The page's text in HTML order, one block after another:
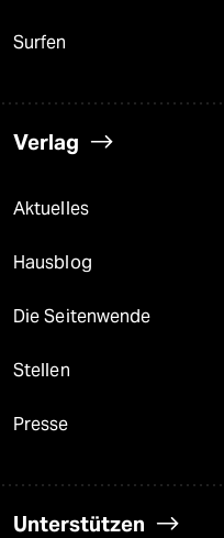
Surfen
Verlag
Aktuelles
Hausblog
Die Seitenwende
Stellen
Presse
Unterstützen